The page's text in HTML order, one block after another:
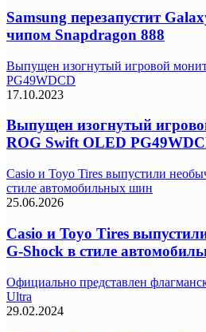
Samsung перезапустит
чипом Snapdragon 888
Выпущен изогнутый игровой
PG49WDCD
17.10.2023
Выпущен изогнутый
ROG Swift OLED
Casio и Toyo Tires выпустили
стиле автомобильных шин
25.06.2026
Casio и Toyo Tires
G-Shock в стиле
Официально представлен
Ultra
29.02.2024